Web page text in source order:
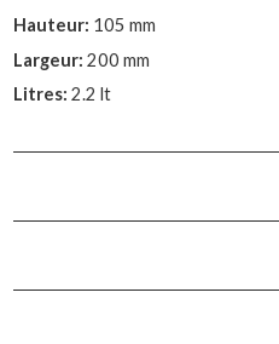
Hauteur: 105 mm
Largeur: 200 mm
Litres: 2.2 lt